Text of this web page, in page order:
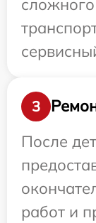
3
После
работ и